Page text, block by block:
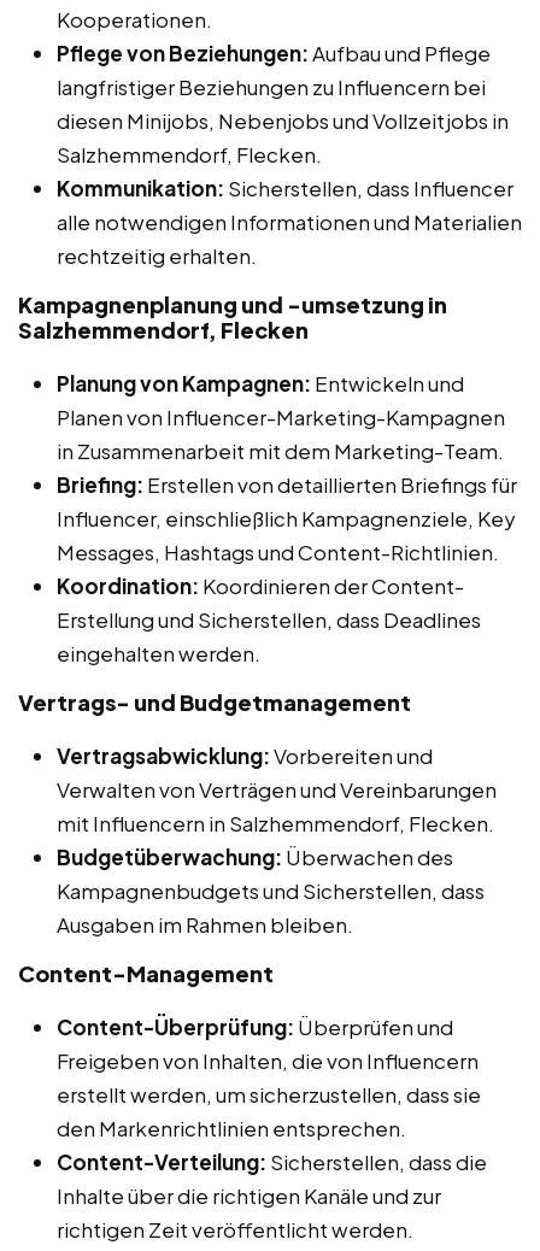
Kooperationen.
Pflege von Beziehungen:Aufbau und Pflege
langfristiger Beziehungen zu Influencern bei
diesen Minijobs, Nebenjobs und Vollzeitjobs in
Salzhemmendorf, Flecken.
Kommunikation: Sicherstellen, dass Influencer
alle notwendigen Informationen und Materialien
rechtzeitig erhalten.
Kampagnenplanung und -umsetzung in
Salzhemmendorf, Flecken
Planung von Kampagnen: Entwickeln und
Planen von Influencer-Marketing-Kampagnen
in Zusammenarbeit mit dem Marketing-Team.
Briefing: Erstellen von detaillierten Briefings für
Influencer, einschließlich Kampagnenziele, Key
Messages, Hashtags und Content-Richtlinien.
Koordination: Koordinieren der Content-
Erstellung und Sicherstellen, dass Deadlines
eingehalten werden.
Vertrags- und Budgetmanagement
Vertragsabwicklung:Vorbereiten und
Verwalten von Verträgen und Vereinbarungen
mit Influencern in Salzhemmendorf, Flecken.
Budgetüberwachung: Überwachen des
Kampagnenbudgets und Sicherstellen, dass
Ausgaben im Rahmen bleiben.
Content-Management
Content-Überprüfung: Überprüfen und
Freigeben von Inhalten, die von Influencern
erstellt werden, um sicherzustellen, dass sie
den Markenrichtlinien entsprechen.
Content-Verteilung: Sicherstellen, dass die
Inhalte über die richtigen Kanäle und zur
richtigen Zeit veröffentlicht werden.